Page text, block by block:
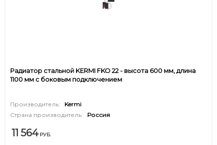
Радиатор стальной KERMI FKO 22 - высота 600 мм, длина
1100 мм с боковым подключением
Производитель:
Kermi
Страна производитель:
Россия
11 564 РУБ.